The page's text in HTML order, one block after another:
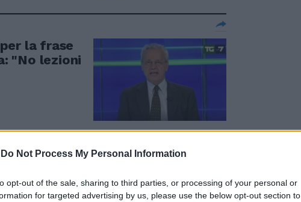
Do Not Process My Personal Information
opt-out of the sale, sharing to third parties, or processing of your personal or
for targeted advertising by us, please use the below opt-out section to
la frase
"No lezioni
Schlein